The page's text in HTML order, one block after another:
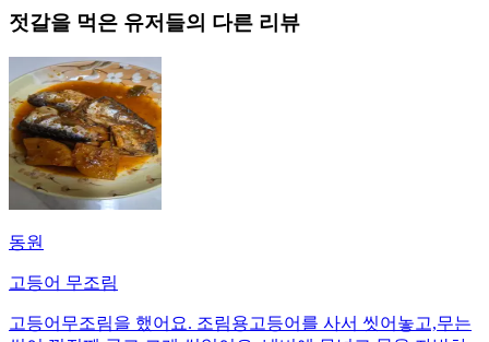
젓갈을 먹은 유저들의 다른 리뷰
동원
고등어 무조림
고등어무조림을 했어요. 조림용고등어를 사서 씻어놓고,무는